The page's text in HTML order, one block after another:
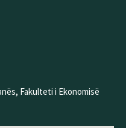
Fakulteti i Ekonomisë